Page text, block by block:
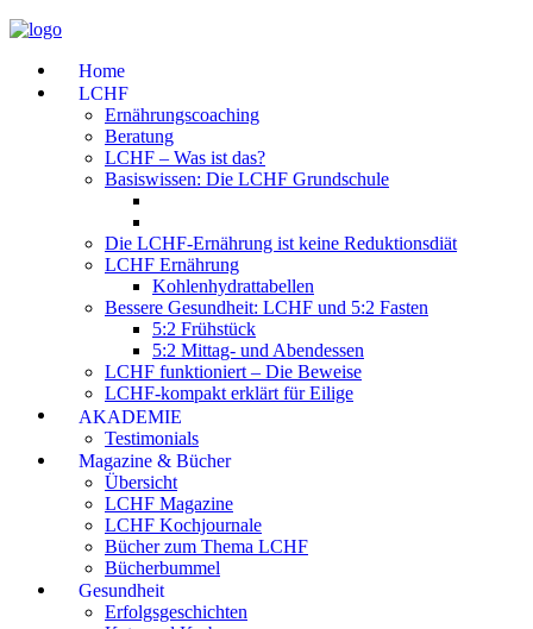
Home
LCHF
Ernährungscoaching
Beratung
LCHF – Was ist das?
Basiswissen: Die LCHF Grundschule
Die LCHF-Ernährung ist keine Reduktionsdiät
LCHF Ernährung
Kohlenhydrattabellen
Bessere Gesundheit: LCHF und 5:2 Fasten
5:2 Frühstück
5:2 Mittag- und Abendessen
LCHF funktioniert – Die Beweise
LCHF-kompakt erklärt für Eilige
AKADEMIE
Testimonials
Magazine & Bücher
Übersicht
LCHF Magazine
LCHF Kochjournale
Bücher zum Thema LCHF
Bücherbummel
Gesundheit
Erfolgsgeschichten